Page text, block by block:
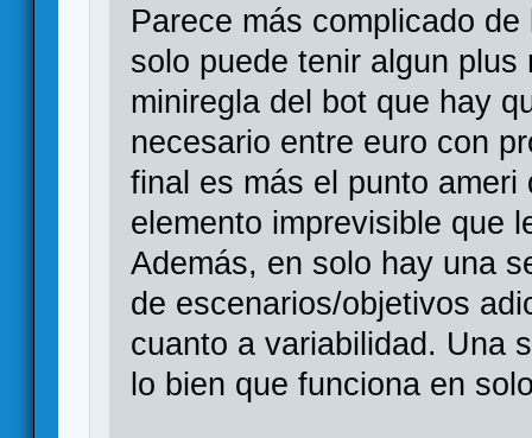
Parece más complicado
solo puede tenir algun
miniregla del bot que hay
necesario entre euro con
final es más el punto
elemento imprevisible que
Además, en solo hay una
de escenarios/objetivos
cuanto a variabilidad. Una
lo bien que funciona en